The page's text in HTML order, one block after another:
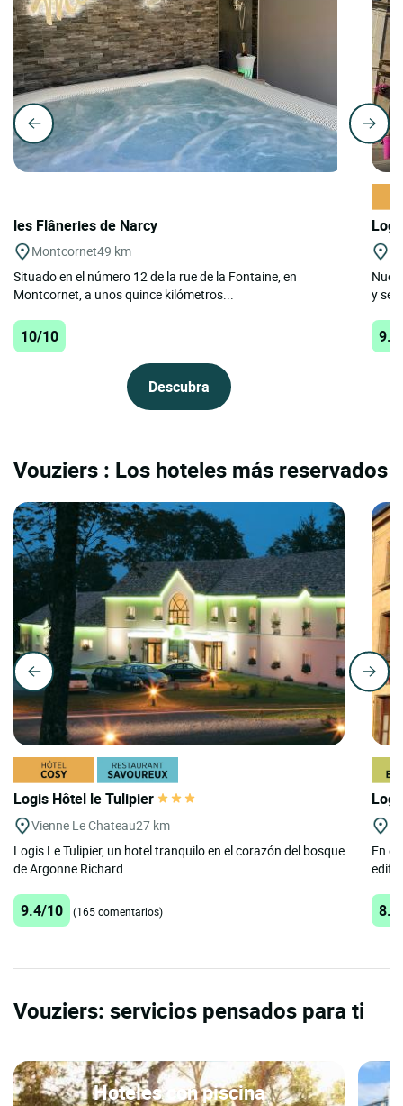
les Flâneries de Narcy
Montcornet49 km
Situado en el número 12 de la rue de la Fontaine, en
Montcornet, a unos quince kilómetros...
10/10
Descubra
y se
Vouziers : Los hoteles más reservados
Logis Hôtel le Tulipier
Vienne Le Chateau27 km
Logis Le Tulipier, un hotel tranquilo en el corazón del bosque
de Argonne Richard...
9.4/10 (165 comentarios)
En
Vouziers: servicios pensados para ti
Hoteles con piscina